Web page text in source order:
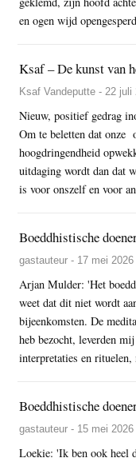
en ogen wijd
Ksaf – De kunst van
Ksaf Vandeputte - 22 juli
Nieuw, positief gedrag
Om te beletten dat onze
hoogdringendheid
uitdaging wordt dan dat
is voor onszelf en voor
Boeddhistische
gastauteur - 17 mei 2026
Arjan Mulder: 'Het
weet dat dit niet wordt
bijeenkomsten. De
heb bezocht, leverden
interpretaties en
Boeddhistische
gastauteur - 15 mei 2026
Loekie: 'Ik ben ook heel